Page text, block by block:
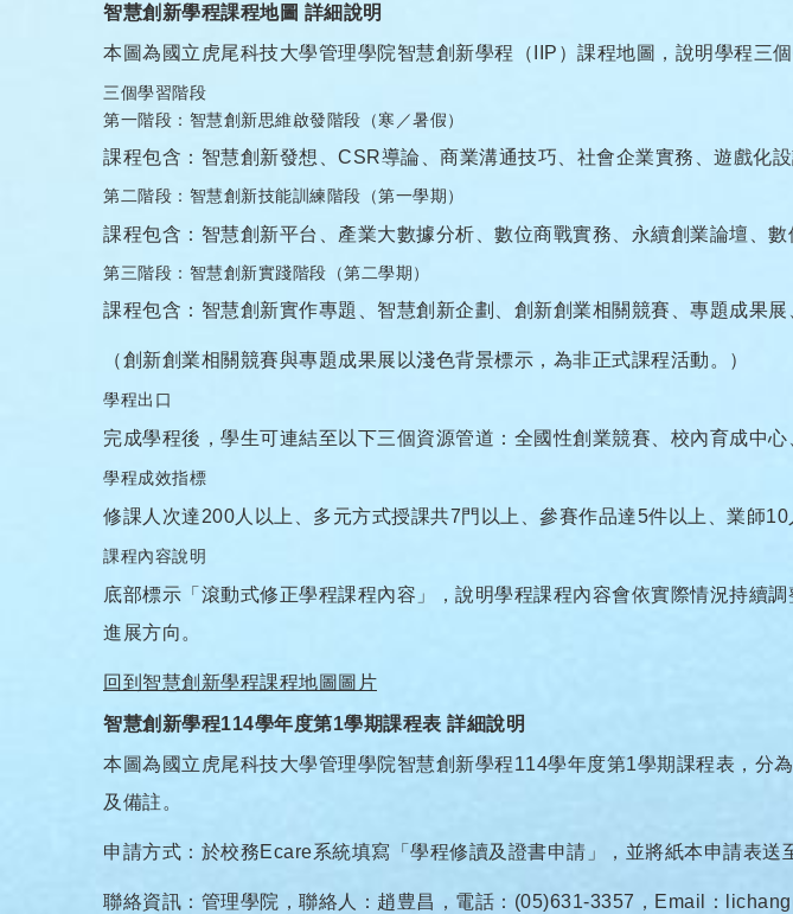
智慧創新學程課程地圖 詳細說明
本圖為國立虎尾科技大學管理學院智慧創新學程（IIP）課程地圖，說明學程三
三個學習階段
第一階段：智慧創新思維啟發階段（寒／暑假）
課程包含：智慧創新發想、CSR導論、商業溝通技巧、社會企業實務、遊戲化設
第二階段：智慧創新技能訓練階段（第一學期）
課程包含：智慧創新平台、產業大數據分析、數位商戰實務、永續創業論壇、數
第三階段：智慧創新實踐階段（第二學期）
課程包含：智慧創新實作專題、智慧創新企劃、創新創業相關競賽、專題成果展
（創新創業相關競賽與專題成果展以淺色背景標示，為非正式課程活動。）
學程出口
完成學程後，學生可連結至以下三個資源管道：全國性創業競賽、校內育成中心
學程成效指標
修課人次達200人以上、多元方式授課共7門以上、參賽作品達5件以上、業師
課程內容說明
底部標示「滾動式修正學程課程內容」，說明學程課程內容會依實際情況持續
進展方向。
回到智慧創新學程課程地圖圖片
智慧創新學程114學年度第1學期課程表 詳細說明
本圖為國立虎尾科技大學管理學院智慧創新學程114學年度第1學期課程表，分
及備註。
申請方式：於校務Ecare系統填寫「學程修讀及證書申請」，並將紙本申請表送
聯絡資訊：管理學院，聯絡人：趙豊昌，電話：(05)631-3357，Email：